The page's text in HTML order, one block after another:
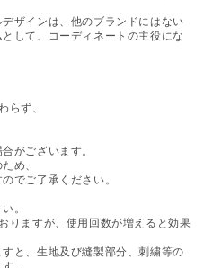
ザインは、他のブランドにはない
して、コーディネートの主役にな
らず、
がございます。
め、
でご了承ください。
。
りますが、使用回数が増えると効果
と、生地及び縫製部分、刺繍等の